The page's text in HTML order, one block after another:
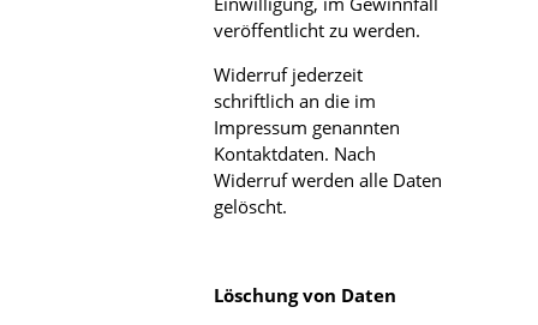
veröffentlicht zu werden.
Widerruf jederzeit
schriftlich an die im
Impressum genannten
Kontaktdaten. Nach
Widerruf werden alle Daten
gelöscht.
Löschung von Daten